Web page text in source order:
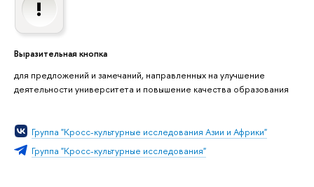
Выразительная кнопка
для предложений и замечаний, направленных на улучшение
деятельности университета и повышение качества образования
Группа "Кросс-культурные исследования Азии и Африки"
Группа "Кросс-культурные исследования"